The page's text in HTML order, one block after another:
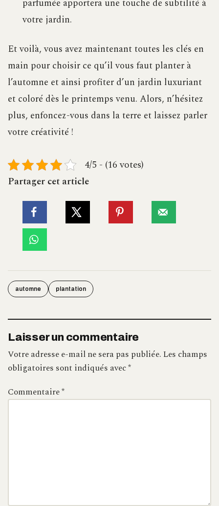
parfumée apportera une touche de subtilité à
votre jardin.
Et voilà, vous avez maintenant toutes les clés en
main pour choisir ce qu’il vous faut planter à
l’automne et ainsi profiter d’un jardin luxuriant
et coloré dès le printemps venu. Alors, n’hésitez
plus, enfoncez-vous dans la terre et laissez parler
votre créativité !
4/5 - (16 votes)
Partager cet article
automne plantation
Laisser un commentaire
Votre adresse e-mail ne sera pas publiée.Les champs
obligatoires sont indiqués avec*
Commentaire*